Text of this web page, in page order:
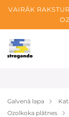
VAIRĀK
Tallina
Apmaksa
Galvenā lapa
Ozolkoka plātnes